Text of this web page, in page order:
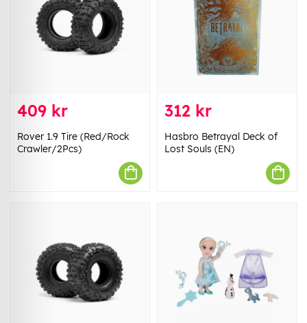
409 kr
Rover 1.9 Tire (Red/Rock
Crawler/2Pcs)
312 kr
Hasbro Betrayal Deck of
Lost Souls (EN)